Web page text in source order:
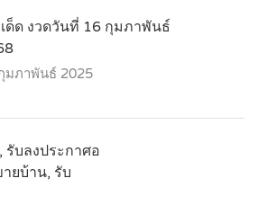
เด็ด งวดวันที่ 16 กุมภาพันธ์
มภาพันธ์ 2025
บลงประกาศอ
ยบ้าน, รับ
Reserved.